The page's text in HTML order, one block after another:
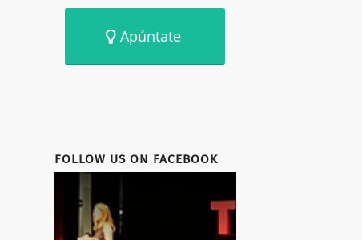
Apúntate
FOLLOW US ON FACEBOOK